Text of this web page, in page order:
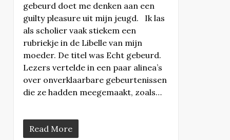
gebeurd doet me denken aan een
guilty pleasure uit mijn jeugd. Ik las
als scholier vaak stiekem een
rubriekje in de Libelle van mijn
moeder. De titel was Echt gebeurd.
Lezers vertelde in een paar alinea’s
over onverklaarbare gebeurtenissen
die ze hadden meegemaakt, zoals…
Read More